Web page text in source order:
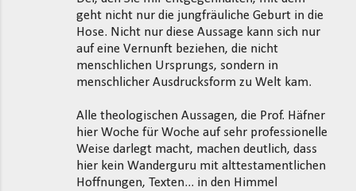
geht nicht nur die jungfräuliche Geburt in die
Hose. Nicht nur diese Aussage kann sich nur
auf eine Vernunft beziehen, die nicht
menschlichen Ursprungs, sondern in
menschlicher Ausdrucksform zu Welt kam.
Alle theologischen Aussagen, die Prof. Häfner
hier Woche für Woche auf sehr professionelle
Weise darlegt macht, machen deutlich, dass
hier kein Wanderguru mit alttestamentlichen
Hoffnungen, Texten... in den Himmel